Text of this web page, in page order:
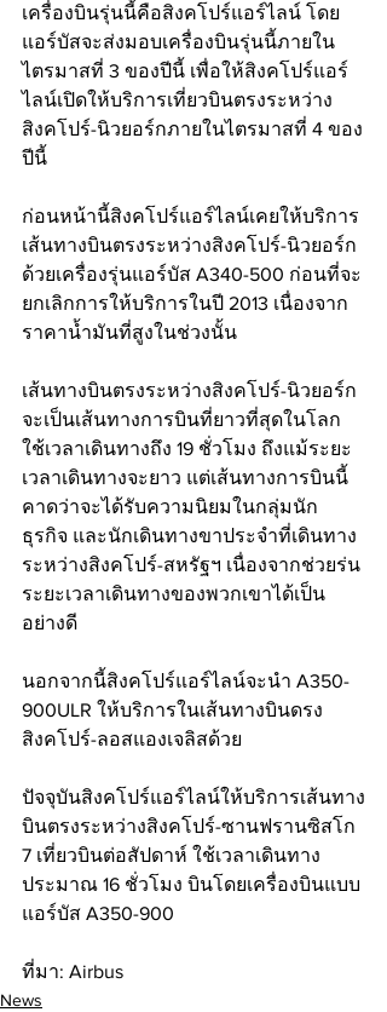
เครื่องบินรุ่นนี้คือสิงคโปร์แอร์ไลน์ โดย
แอร์บัสจะส่งมอบเครื่องบินรุ่นนี้ภายใน
ไตรมาสที่ 3 ของปีนี้ เพื่อให้สิงคโปร์แอร์
ไลน์เปิดให้บริการเที่ยวบินตรงระหว่าง
สิงคโปร์-นิวยอร์กภายในไตรมาสที่ 4 ของ
ปีนี้
ก่อนหน้านี้สิงคโปร์แอร์ไลน์เคยให้บริการ
เส้นทางบินตรงระหว่างสิงคโปร์-นิวยอร์ก
ด้วยเครื่องรุ่นแอร์บัส A340-500 ก่อนที่จะ
ยกเลิกการให้บริการในปี 2013 เนื่องจาก
ราคาน้ำมันที่สูงในช่วงนั้น
เส้นทางบินตรงระหว่างสิงคโปร์-นิวยอร์ก
จะเป็นเส้นทางการบินที่ยาวที่สุดในโลก
ใช้เวลาเดินทางถึง 19 ชั่วโมง ถึงแม้ระยะ
เวลาเดินทางจะยาว แต่เส้นทางการบินนี้
คาดว่าจะได้รับความนิยมในกลุ่มนัก
ธุรกิจ และนักเดินทางขาประจำที่เดินทาง
ระหว่างสิงคโปร์-สหรัฐฯ เนื่องจากช่วยร่น
ระยะเวลาเดินทางของพวกเขาได้เป็น
อย่างดี
นอกจากนี้สิงคโปร์แอร์ไลน์จะนำ A350-
900ULR ให้บริการในเส้นทางบินดรง
สิงคโปร์-ลอสแองเจลิสด้วย
ปัจจุบันสิงคโปร์แอร์ไลน์ให้บริการเส้นทาง
บินตรงระหว่างสิงคโปร์-ซานฟรานซิสโก
7 เที่ยวบินต่อสัปดาห์ ใช้เวลาเดินทาง
ประมาณ​ 16 ชั่วโมง บินโดยเครื่องบินแบบ
แอร์บัส A350-900
ที่มา: Airbus
News